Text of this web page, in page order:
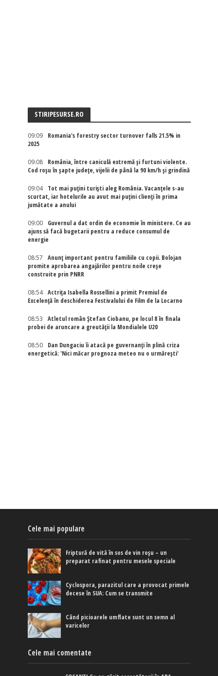
STIRIPESURSE.RO
09:09
Romania's forestry sector turnover falls 21.5% in
2025
09:08
România, între caniculă extremă și furtuni violente.
Cod roșu în șapte județe, vijelii de până la 90 km/h și grindină
09:04
Tot mai puțini turiști aleg România. Vacanțele s-au
scurtat, iar hotelurile au avut mai puțini clienți în prima
jumătate a anului
09:00
Guvernul a dat ordin de economie în ministere. Ce au
ajuns să facă bugetarii pentru a reduce consumul de
energie
08:57
Anunț important pentru familiile cu copii. Bolojan
promite aprobarea angajărilor pentru noile creșe
construite prin PNRR
08:54
Actriţa Isabella Rossellini a primit Premiul de
Excelenţă în deschiderea Festivalului de Film de la Locarno
08:53
Atletul român Ștefan Ciobanu, pe locul 8 în finala
probei de aruncare a greutății la Mondialele U20
08:50
Dan Dungaciu îi atacă pe guvernanți în plină criza
energetică: 'Nici măcar prognoza meteo nu o urmărești'
Cele mai populare
Friptură de vită în sos de vin roșu – un
preparat rafinat pentru mesele speciale
Cyclospora, parazitul care a provocat primele
decese în SUA: Cum se transmite
Când picioarele umflate sunt un semn al
varicelor
Cele mai comentate